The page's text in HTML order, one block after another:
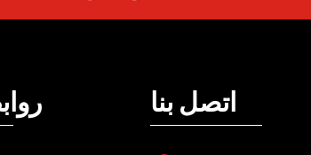
اتصل بنا